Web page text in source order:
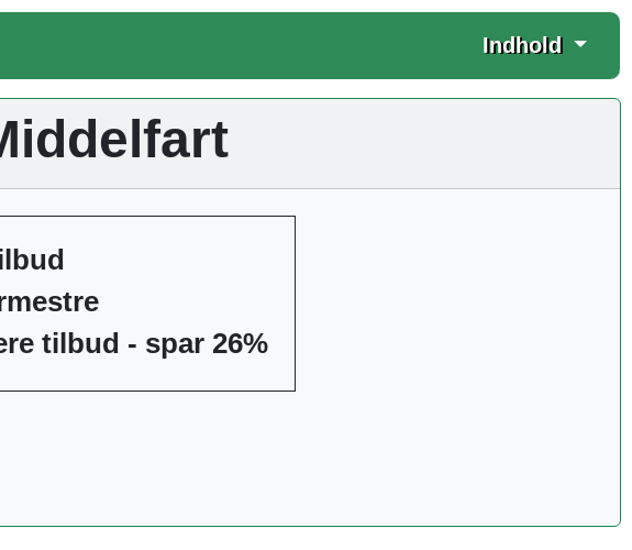
Indhold
tilbud - spar 26%